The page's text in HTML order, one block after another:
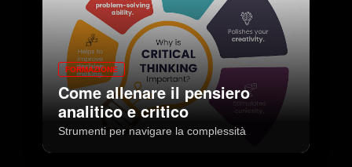
FORMAZIONE
Come allenare il pensiero
analitico e critico
Strumenti per navigare la complessità